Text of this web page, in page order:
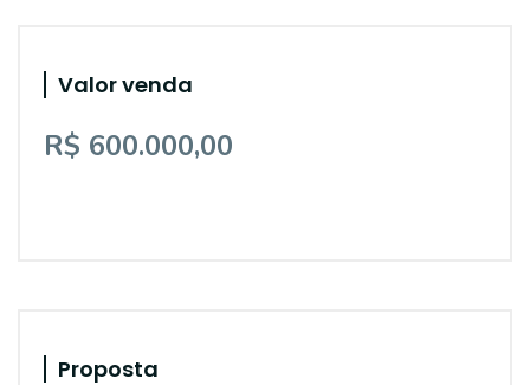
Valor venda
R$ 600.000,00
Proposta